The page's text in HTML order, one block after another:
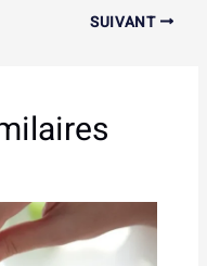
SUIVANT